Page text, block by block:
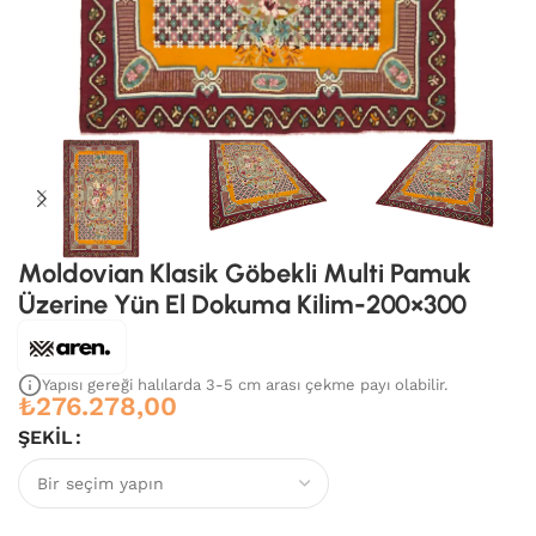
Moldovian Klasik Göbekli Multi Pamuk
Üzerine Yün El Dokuma Kilim-200×300
Yapısı gereği halılarda 3-5 cm arası çekme payı olabilir.
₺276.278,00
ŞEKIL